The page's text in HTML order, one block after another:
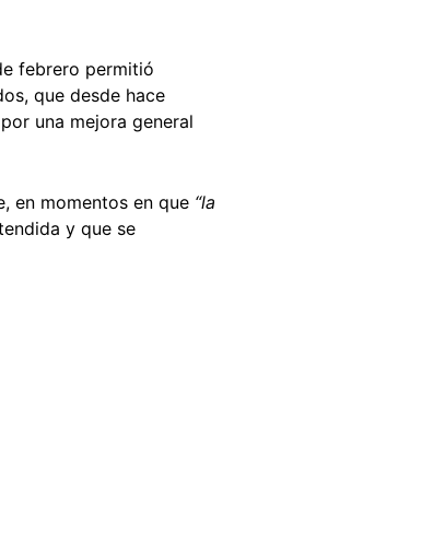
febrero permitió
que desde hace
una mejora general
en momentos en que “la
y que se